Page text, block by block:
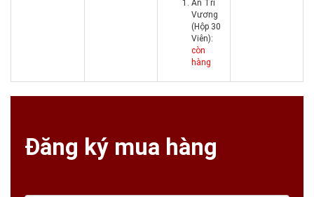
An Trĩ
Vương
(Hộp 30
Viên):
còn
hàng
Đăng ký mua hàng